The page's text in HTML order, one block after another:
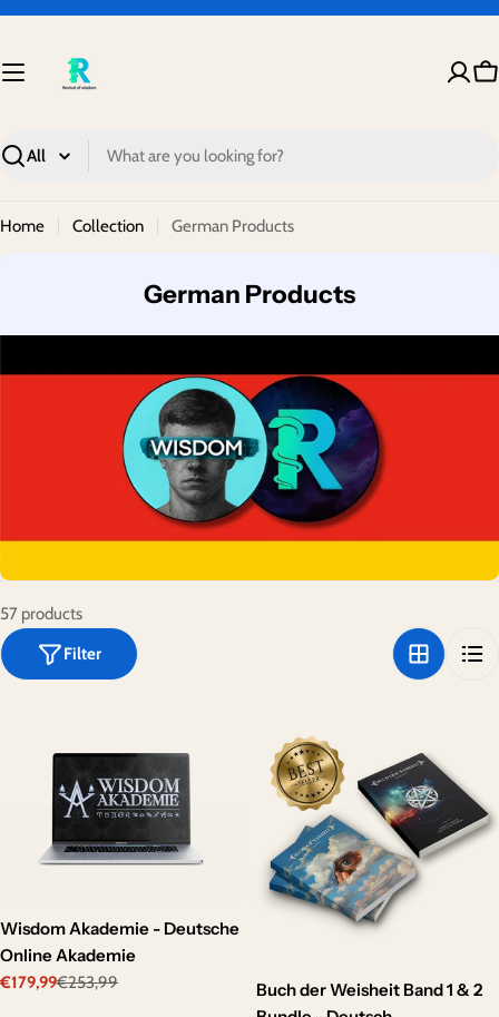
Skip
content
Search
Home Collection German Products
C
l
e
c
t
i
o
:
German Products
57 products
Filter
Wisdom Akademie - Deutsche
Online Akademie
Sale
€179,99
Regular€253,99
Buch der Weisheit Band 1 & 2